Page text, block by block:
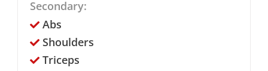
Secondary:
Abs
Shoulders
Triceps